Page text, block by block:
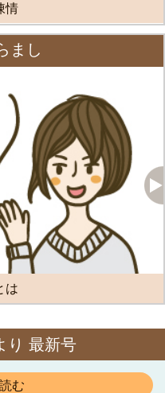
情
まし
は
り 最新号
む